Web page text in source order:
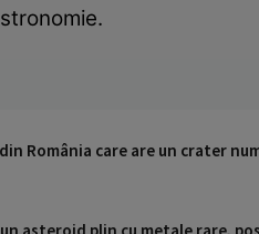
România care are un crater
un asteroid plin cu metale rare,